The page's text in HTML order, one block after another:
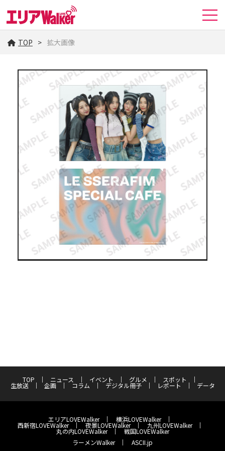
TOP 拡大画像
TOP ニュース イベント グルメ スポット
生放送 企画 コラム デジタル冊子 レポート データ
エリアLOVEWalker 横浜LOVEWalker
西新宿LOVEWalker 夜景LOVEWalker 九州LOVEWalker
丸の内LOVEWalker
戦国LOVEWalker
ラーメンWalker
ASCII.jp